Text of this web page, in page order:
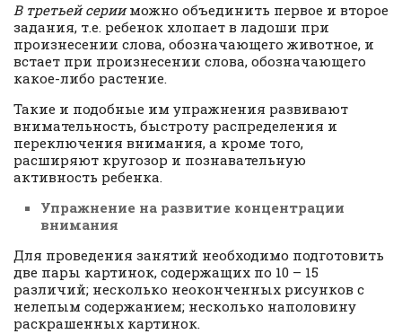
В третьей серииможно объединить первое и второе
задания, т.е. ребенок хлопает в ладоши при
произнесении слова, обозначающего животное, и
встает при произнесении слова, обозначающего
какое-либо растение.
Такие и подобные им упражнения развивают
внимательность, быстроту распределения и
переключения внимания, а кроме того,
расширяют кругозор и познавательную
активность ребенка.
Упражнение на развитие концентрации
внимания
Для проведения занятий необходимо подготовить
две пары картинок, содержащих по 10 – 15
различий; несколько неоконченных рисунков с
нелепым содержанием; несколько наполовину
раскрашенных картинок.